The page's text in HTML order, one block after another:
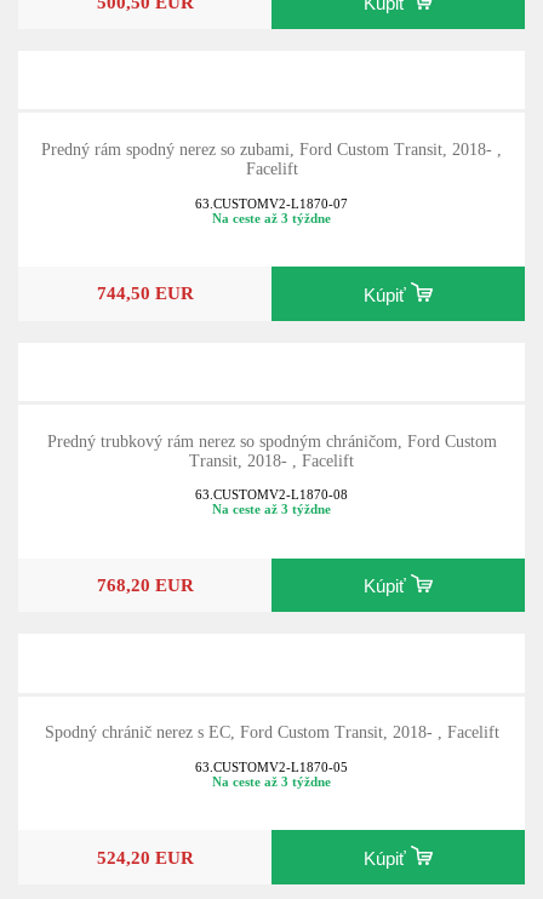
Predný rám spodný nerez so zubami, Ford Custom Transit, 2018- ,
Facelift
63.CUSTOMV2-L1870-07
Na ceste až 3 týždne
744,50 EUR Kúpiť
Predný trubkový rám nerez so spodným chráničom, Ford Custom
Transit, 2018- , Facelift
63.CUSTOMV2-L1870-08
Na ceste až 3 týždne
768,20 EUR Kúpiť
Spodný chránič nerez s EC, Ford Custom Transit, 2018- , Facelift
63.CUSTOMV2-L1870-05
Na ceste až 3 týždne
524,20 EUR Kúpiť